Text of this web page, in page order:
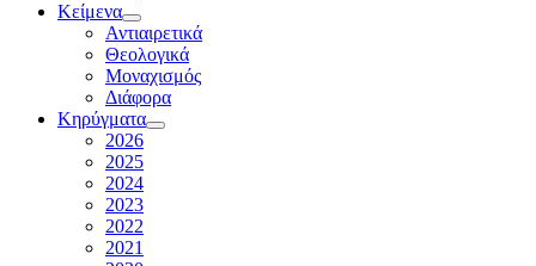
Κείμενα
Αντιαιρετικά
Θεολογικά
Μοναχισμός
Διάφορα
Κηρύγματα
2026
2025
2024
2023
2022
2021